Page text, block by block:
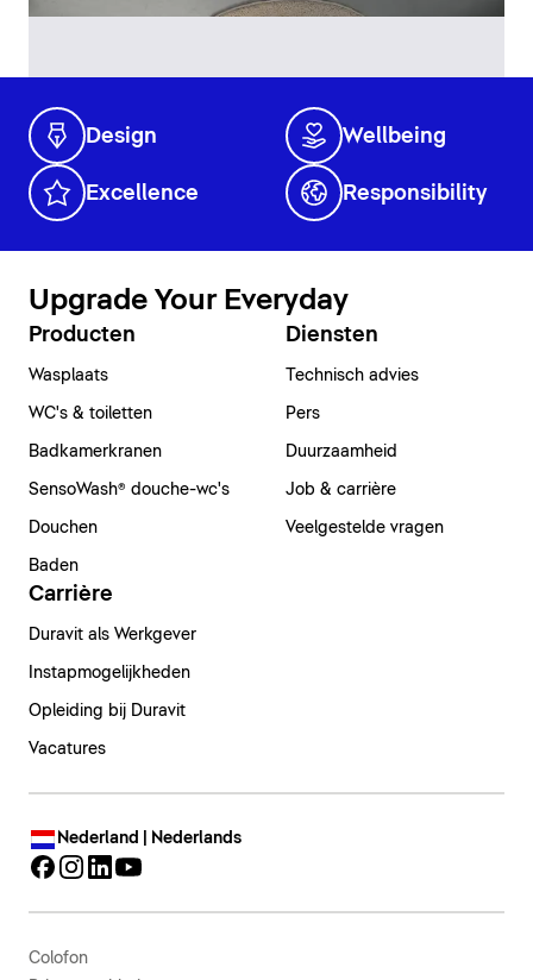
Design Wellbeing
Excellence Responsibility
Upgrade Your Everyday
Producten
Wasplaats
WC's & toiletten
Badkamerkranen
SensoWash® douche-wc's
Douchen
Baden
Diensten
Technisch advies
Pers
Duurzaamheid
Job & carrière
Veelgestelde vragen
Carrière
Duravit als Werkgever
Instapmogelijkheden
Opleiding bij Duravit
Vacatures
Nederland | Nederlands
Colofon